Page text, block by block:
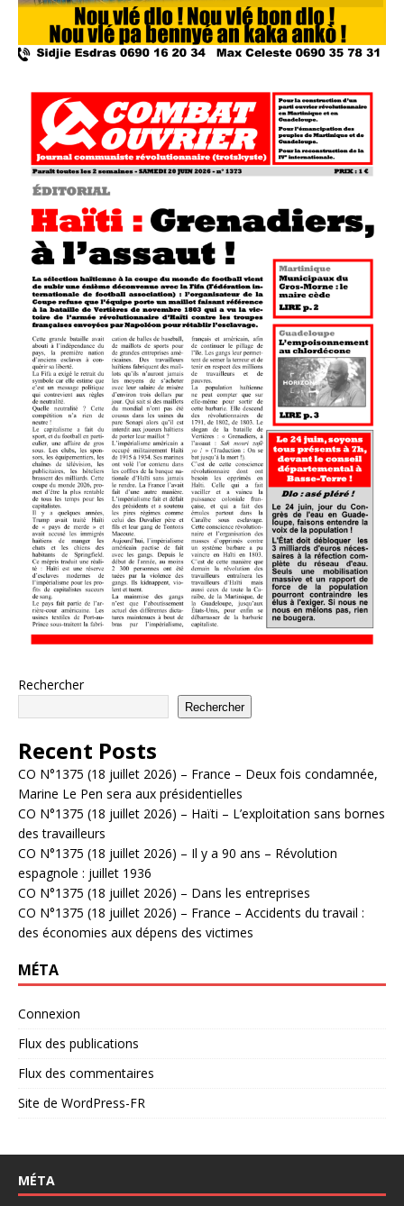
Rechercher
Rechercher
Recent Posts
CO N°1375 (18 juillet 2026) – France – Deux fois condamnée,
Marine Le Pen sera aux présidentielles
CO N°1375 (18 juillet 2026) – Haïti – L’exploitation sans bornes
des travailleurs
CO N°1375 (18 juillet 2026) – Il y a 90 ans – Révolution
espagnole : juillet 1936
CO N°1375 (18 juillet 2026) – Dans les entreprises
CO N°1375 (18 juillet 2026) – France – Accidents du travail :
des économies aux dépens des victimes
MÉTA
Connexion
Flux des publications
Flux des commentaires
Site de WordPress-FR
MÉTA